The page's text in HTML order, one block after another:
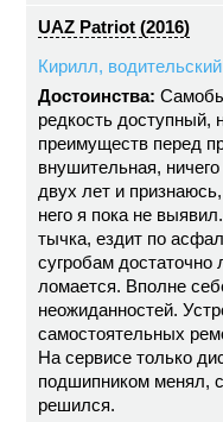
UAZ Patriot (2016)
Кирилл,
Достоинства:
редкость доступный,
преимуществ перед
внушительная,
двух лет и
него я пока не
тычка, ездит по
сугробам достаточно
ломается. Вполне
неожиданностей.
самостоятельных
На сервисе только
подшипником менял,
решился.